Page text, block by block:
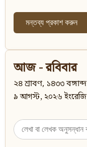
আজ - রবিবার
২৪ শ্রাবণ, ১৪৩৩ বঙ্গাব্দ
৯ আগস্ট, ২০২৬ ইংরেজি
Search
for: